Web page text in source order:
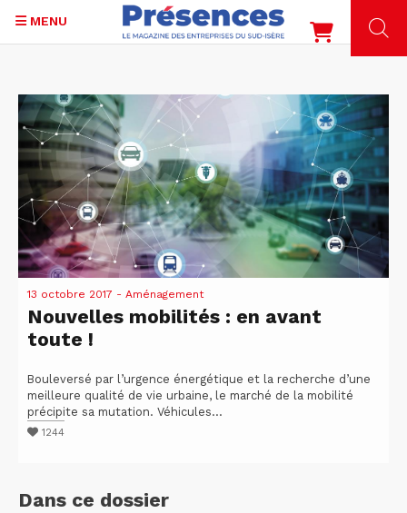
contenu
principal
MENU
13 octobre 2017 - Aménagement
Nouvelles mobilités : en avant
toute !
Bouleversé par l’urgence énergétique et la recherche d’une
meilleure qualité de vie urbaine, le marché de la mobilité
précipite sa mutation. Véhicules...
1244
Dans ce dossier